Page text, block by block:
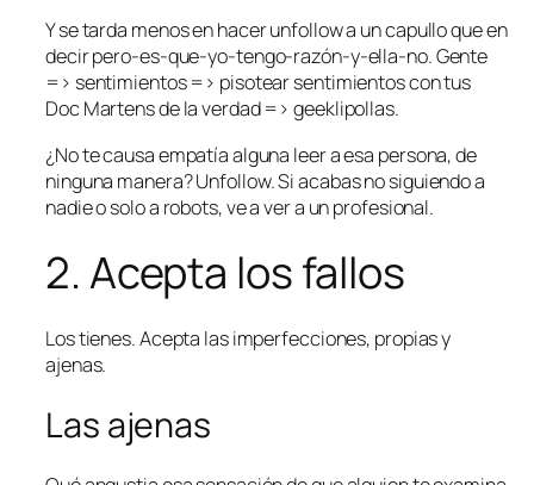
Y se tarda menos en hacer unfollow a un capullo que en
decirpero-es-que-yo-tengo-razón-y-ella-no. Gente
=> sentimientos => pisotear sentimientos con tus
Doc Martens de la verdad => geeklipollas.
¿No te causa empatía alguna leer a esa persona, de
ninguna manera? Unfollow. Si acabas no siguiendo a
nadie o solo a robots, ve a ver a un profesional.
2. Acepta los fallos
Los tienes. Acepta las imperfecciones, propias y
ajenas.
Las ajenas